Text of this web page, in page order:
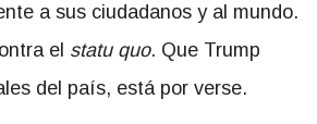
a sus ciudadanos y al mundo.
el statu quo. Que Trump
del país, está por verse.